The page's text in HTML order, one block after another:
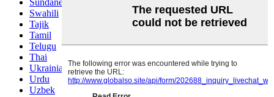
Swahili
Tajik
Tamil
Telugu
Thai
Ukrainian
Urdu
Uzbek